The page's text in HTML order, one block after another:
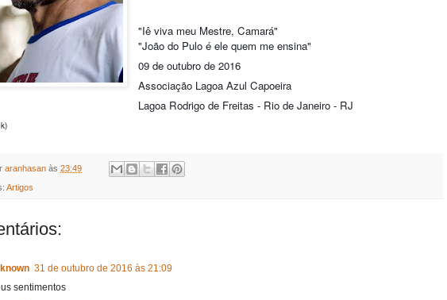
"Iê viva meu Mestre, Camará"
"João do Pulo é ele quem me ensina"
09 de outubro de 2016
Associação Lagoa Azul Capoeira
Lagoa Rodrigo de Freitas - Rio de Janeiro - RJ
aranhasan às 23:49
Artigos
31 de outubro de 2016 às 21:09
sentimentos